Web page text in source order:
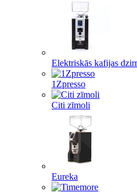
Elektriskās kafijas
1Zpresso
Citi zīmoli
Eureka